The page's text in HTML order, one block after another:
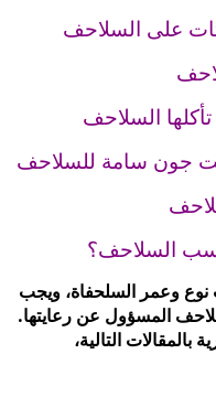
على السلاحف
السلاحف
جون سامة للسلاحف
السلاحف؟
وعمر السلحفاة، ويجب
المسؤول عن رعايتها.
التالية،